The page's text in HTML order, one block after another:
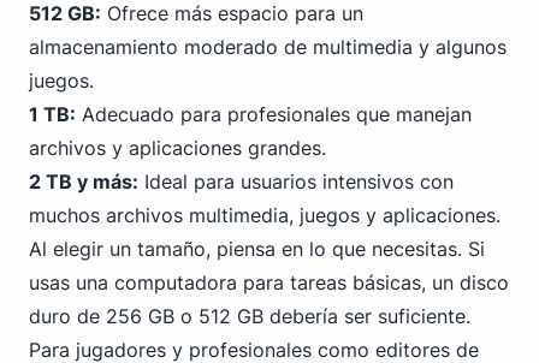
512 GB: Ofrece más espacio para un
almacenamiento moderado de multimedia y algunos
juegos.
1 TB: Adecuado para profesionales que manejan
archivos y aplicaciones grandes.
2 TB y más: Ideal para usuarios intensivos con
muchos archivos multimedia, juegos y aplicaciones.
Al elegir un tamaño, piensa en lo que necesitas. Si
usas una computadora para tareas básicas, un disco
duro de 256 GB o 512 GB debería ser suficiente.
Para jugadores y profesionales como editores de